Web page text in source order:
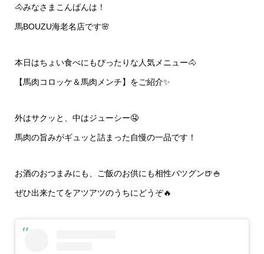
🐴みなさまこんばんは！
馬BOUZU海老名店です🌸
本日はちょい食べにもぴったりな人気メニュー🐴
【馬肉コロッケ＆馬肉メンチ】をご紹介✨
外はサクッと、中はジューシー🤤
馬肉の旨みがギュッと詰まった自慢の一品です！
お酒のおつまみにも、ご飯のお供にも相性バツグン🍺🍚
ぜひ出来たてをアツアツのうちにどうぞ🔥